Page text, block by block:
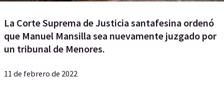
La Corte Suprema de Justicia santafesina ordenó
que Manuel Mansilla sea nuevamente juzgado por
un tribunal de Menores.
11 de febrero de 2022